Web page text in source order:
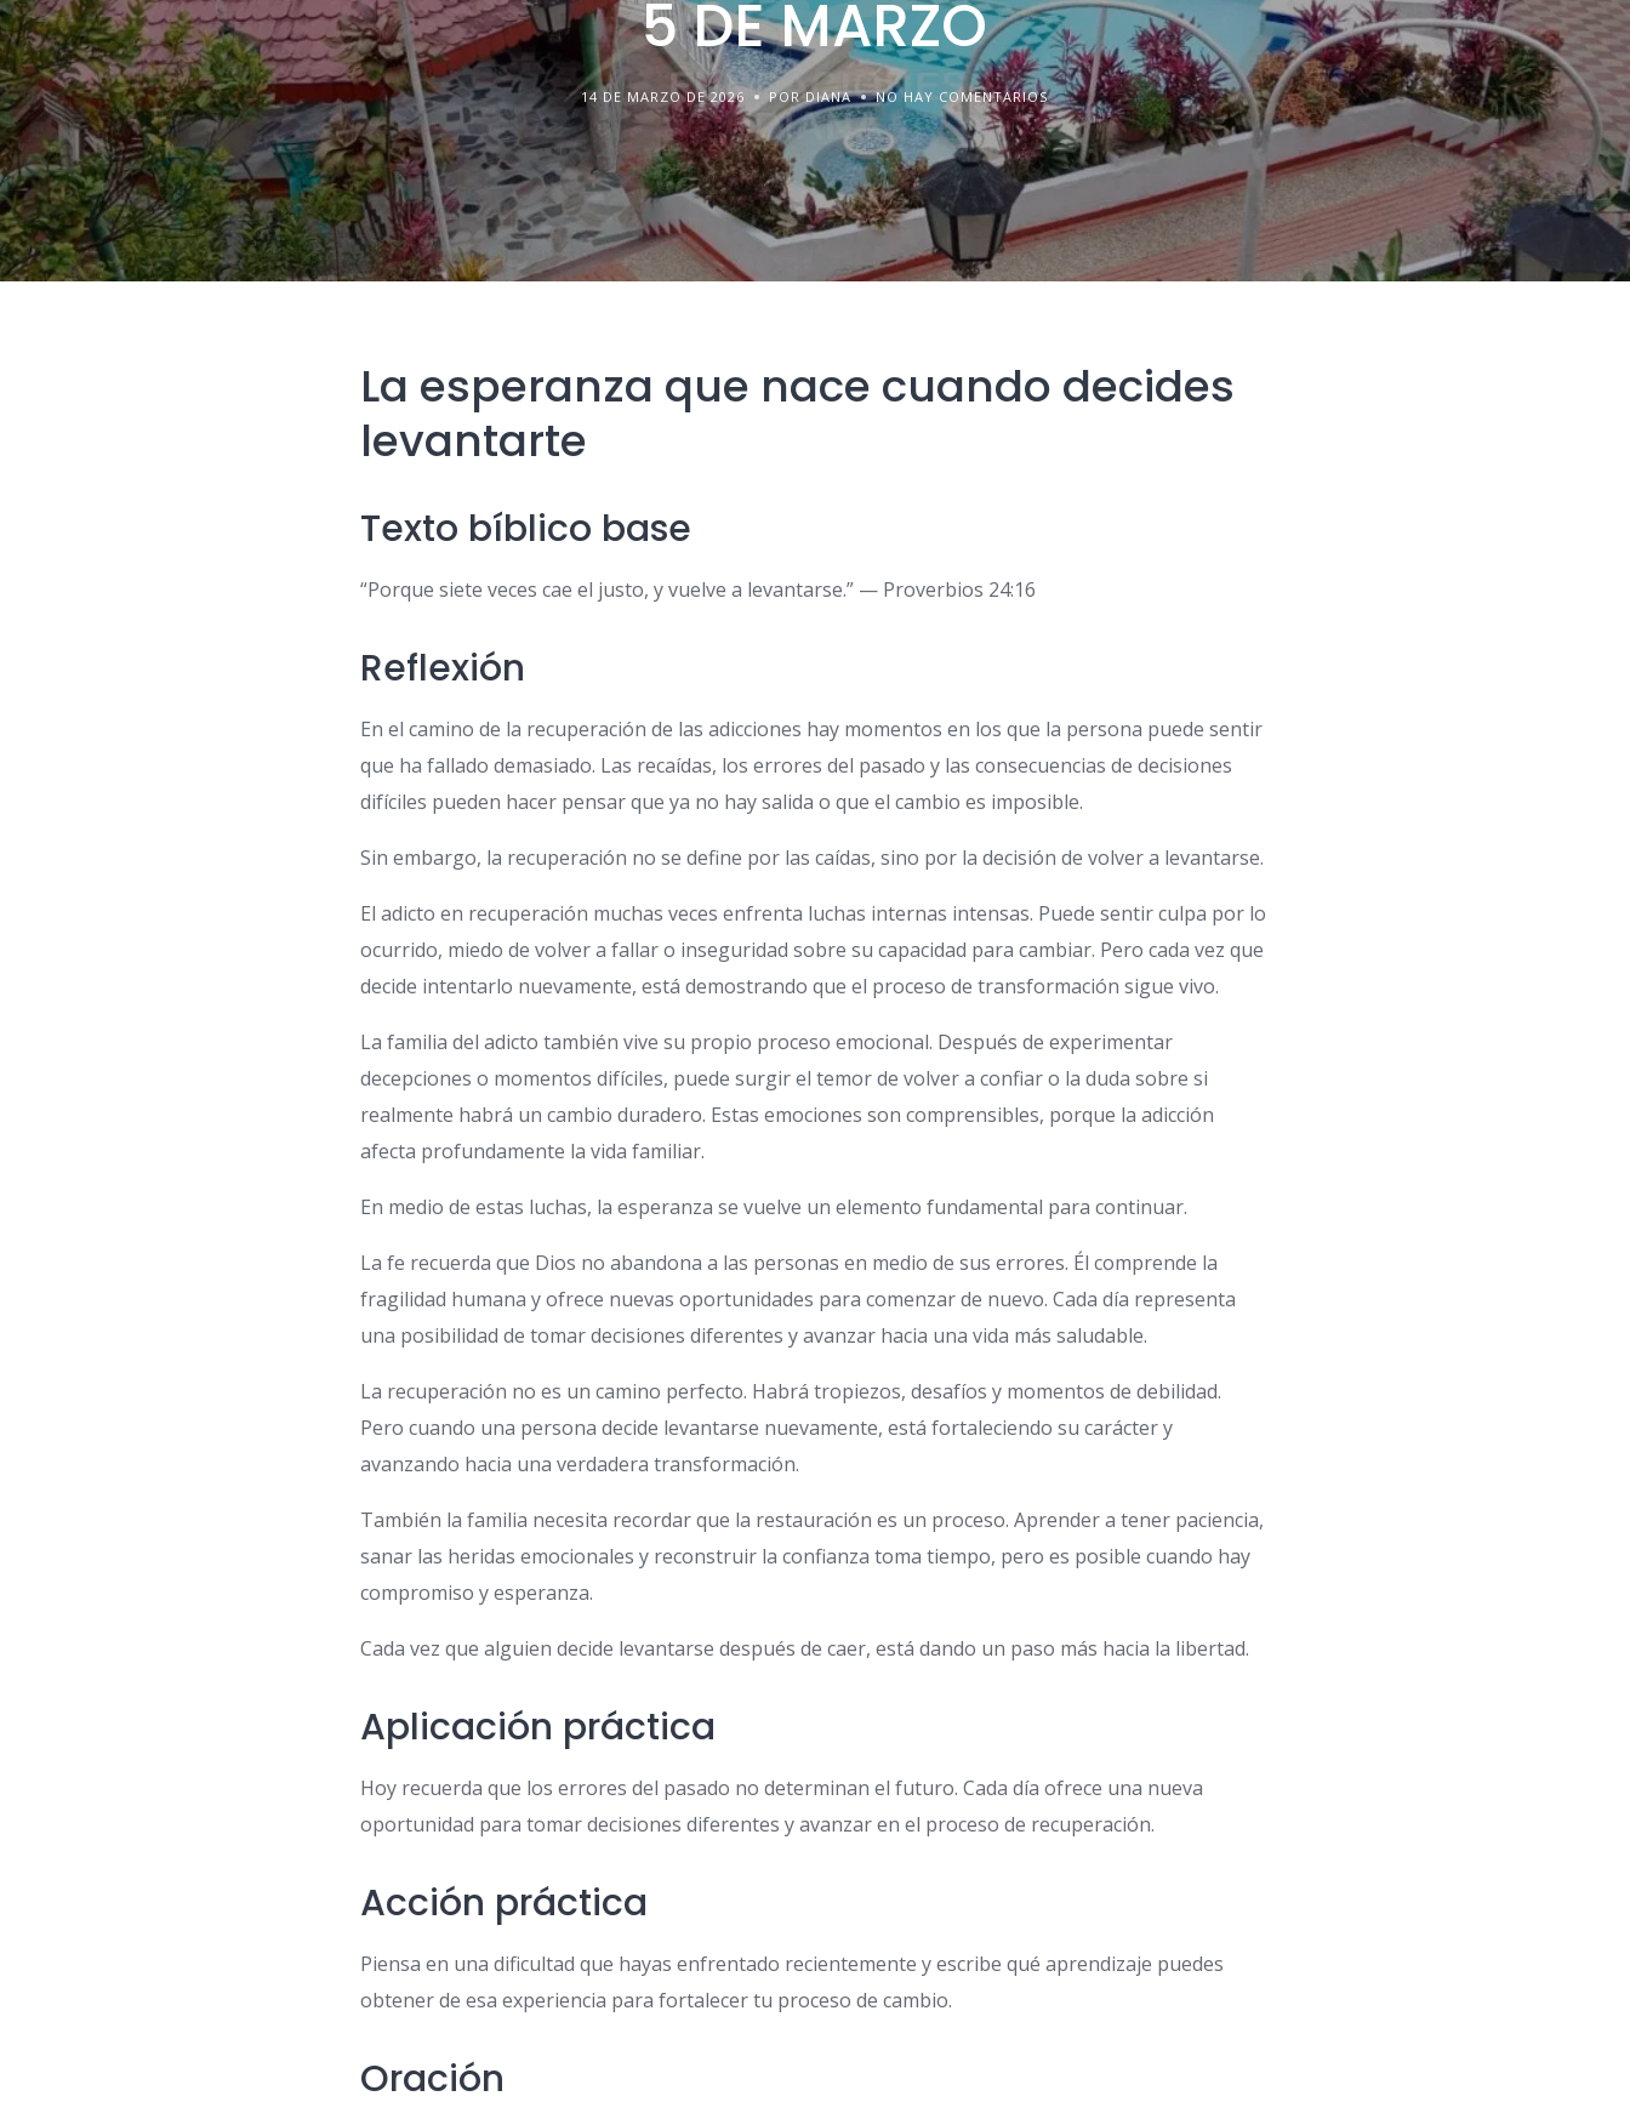
5 DE MARZO
14 DE MARZO DE 2026 POR DIANA NO HAY COMENTARIOS
La esperanza que nace cuando decides
levantarte
Texto bíblico base
“Porque siete veces cae el justo, y vuelve a levantarse.” — Proverbios 24:16
Reflexión
En el camino de la recuperación de las adicciones hay momentos en los que la persona puede sentir
que ha fallado demasiado. Las recaídas, los errores del pasado y las consecuencias de decisiones
difíciles pueden hacer pensar que ya no hay salida o que el cambio es imposible.
Sin embargo, la recuperación no se define por las caídas, sino por la decisión de volver a levantarse.
El adicto en recuperación muchas veces enfrenta luchas internas intensas. Puede sentir culpa por lo
ocurrido, miedo de volver a fallar o inseguridad sobre su capacidad para cambiar. Pero cada vez que
decide intentarlo nuevamente, está demostrando que el proceso de transformación sigue vivo.
La familia del adicto también vive su propio proceso emocional. Después de experimentar
decepciones o momentos difíciles, puede surgir el temor de volver a confiar o la duda sobre si
realmente habrá un cambio duradero. Estas emociones son comprensibles, porque la adicción
afecta profundamente la vida familiar.
En medio de estas luchas, la esperanza se vuelve un elemento fundamental para continuar.
La fe recuerda que Dios no abandona a las personas en medio de sus errores. Él comprende la
fragilidad humana y ofrece nuevas oportunidades para comenzar de nuevo. Cada día representa
una posibilidad de tomar decisiones diferentes y avanzar hacia una vida más saludable.
La recuperación no es un camino perfecto. Habrá tropiezos, desafíos y momentos de debilidad.
Pero cuando una persona decide levantarse nuevamente, está fortaleciendo su carácter y
avanzando hacia una verdadera transformación.
También la familia necesita recordar que la restauración es un proceso. Aprender a tener paciencia,
sanar las heridas emocionales y reconstruir la confianza toma tiempo, pero es posible cuando hay
compromiso y esperanza.
Cada vez que alguien decide levantarse después de caer, está dando un paso más hacia la libertad.
Aplicación práctica
Hoy recuerda que los errores del pasado no determinan el futuro. Cada día ofrece una nueva
oportunidad para tomar decisiones diferentes y avanzar en el proceso de recuperación.
Acción práctica
Piensa en una dificultad que hayas enfrentado recientemente y escribe qué aprendizaje puedes
obtener de esa experiencia para fortalecer tu proceso de cambio.
Oración